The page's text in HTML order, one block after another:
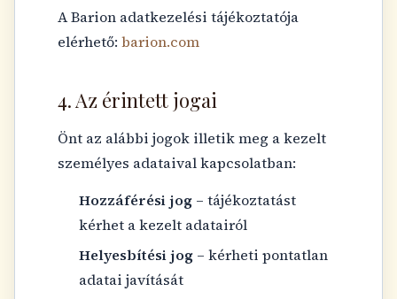
A Barion adatkezelési tájékoztatója
elérhető: barion.com
4. Az érintett jogai
Önt az alábbi jogok illetik meg a kezelt
személyes adataival kapcsolatban:
Hozzáférési jog – tájékoztatást
kérhet a kezelt adatairól
Helyesbítési jog – kérheti pontatlan
adatai javítását